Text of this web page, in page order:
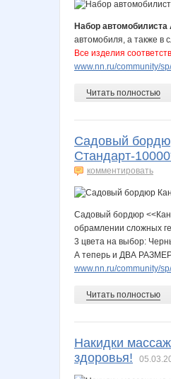
Набор
автомобиля, а также в
Все изделия
www.nn.ru/community/
Читать полностью
Садовый
Стандарт-
комментировать
Садовый бордюр
обрамлении сложных
3 цвета на выбор:
А теперь и ДВА
www.nn.ru/community/
Читать полностью
Накидки
здоровья!